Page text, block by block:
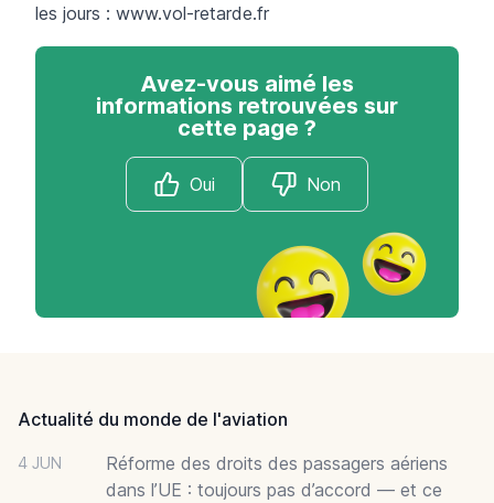
les jours : www.vol-retarde.fr
Avez-vous aimé les
informations retrouvées sur
cette page ?
Oui Non
Actualité du monde de l'aviation
4 JUN
Réforme des droits des passagers aériens
dans l’UE : toujours pas d’accord — et ce